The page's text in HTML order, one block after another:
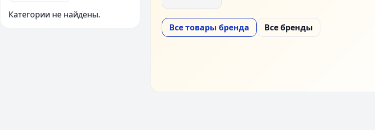
Категории не найдены.
Все товары бренда Все бренды